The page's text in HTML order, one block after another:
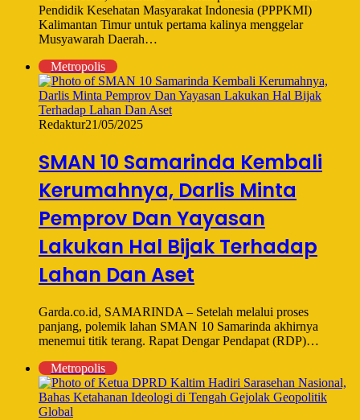
Pendidik Kesehatan Masyarakat Indonesia (PPPKMI)
Kalimantan Timur untuk pertama kalinya menggelar
Musyawarah Daerah…
Metropolis
Redaktur21/05/2025
SMAN 10 Samarinda Kembali
Kerumahnya, Darlis Minta
Pemprov Dan Yayasan
Lakukan Hal Bijak Terhadap
Lahan Dan Aset
Garda.co.id, SAMARINDA – Setelah melalui proses
panjang, polemik lahan SMAN 10 Samarinda akhirnya
menemui titik terang. Rapat Dengar Pendapat (RDP)…
Metropolis